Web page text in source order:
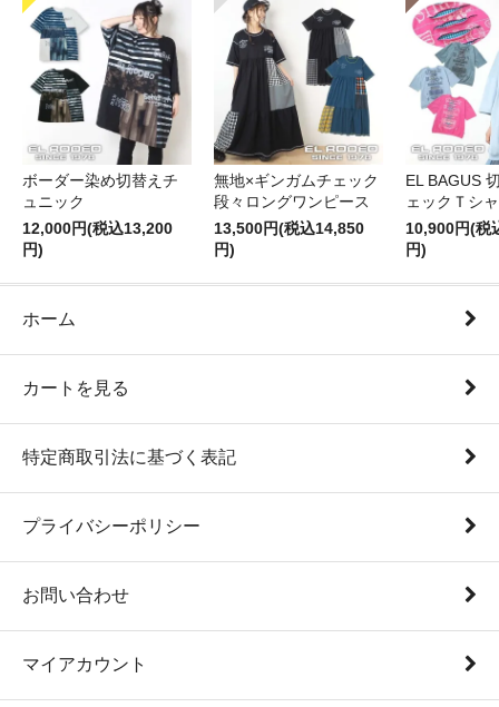
ボーダー染め切替えチ
ュニック
12,000円(税込13,200
円)
無地×ギンガムチェック
段々ロングワンピース
13,500円(税込14,850
円)
EL BAGUS
ェックＴシ
10,900円(税
円)
ホーム
カートを見る
特定商取引法に基づく表記
プライバシーポリシー
お問い合わせ
マイアカウント